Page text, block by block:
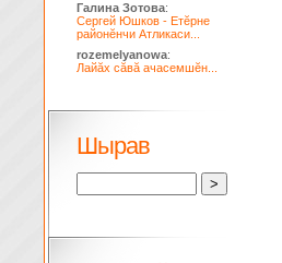
Галина Зотова:
Сергей Юшков - Етĕрне
районĕнчи Атликаси...
rozemelyanowa:
Лайăх сăвă ачасемшĕн...
Шырав